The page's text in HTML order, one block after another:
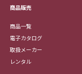
商品販売
商品一覧
電子カタログ
取扱メーカー
レンタル